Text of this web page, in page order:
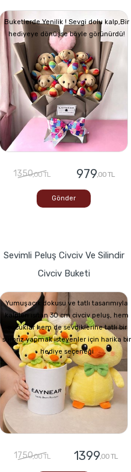
Buketlerde Yenilik ! Sevgi dolu kalp,Bir
hediyeye dönüşse böyle görünürdü!
1350,00 TL 979,00 TL
Gönder
Sevimli Peluş Civciv Ve Silindir
Civciv Buketi
Yumuşacık dokusu ve tatlı tasarımıyla
kalpleri ısıtan 30 cm civciv peluş, hem
çocuklar hem de sevdiklerine tatlı bir
sürpriz yapmak isteyenler için harika bir
hediye seçeneği
1750,00 TL 1399,00 TL